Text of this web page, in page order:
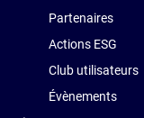
Partenaires
Actions ESG
Club utilisateurs
Évènements